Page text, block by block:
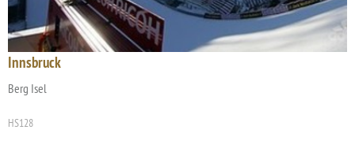
Innsbruck
Berg Isel
HS128